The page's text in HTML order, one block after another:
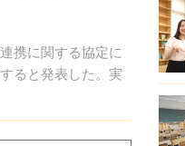
携に関する協定に
ると発表した。実